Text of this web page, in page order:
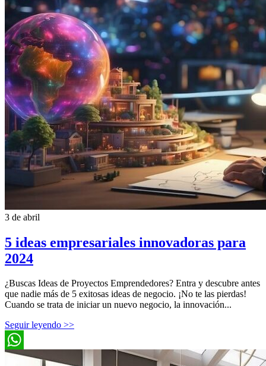
3 de abril
5 ideas empresariales innovadoras para
2024
¿Buscas Ideas de Proyectos Emprendedores? Entra y descubre antes
que nadie más de 5 exitosas ideas de negocio. ¡No te las pierdas!
Cuando se trata de iniciar un nuevo negocio, la innovación...
Seguir leyendo >>
WhatsApp